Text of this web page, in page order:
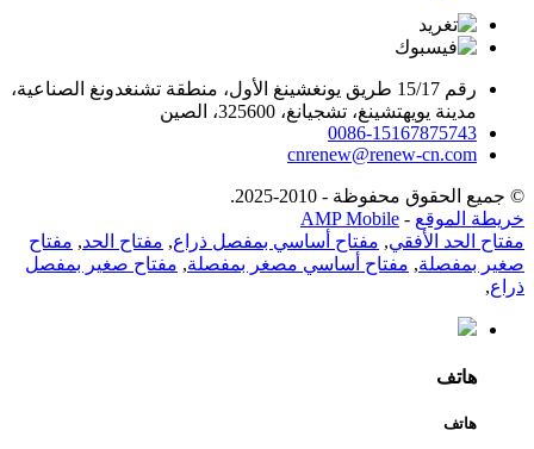
رقم 15/17 طريق يونغشينغ الأول، منطقة تشنغدونغ الصناعية،
مدينة يويهتشينغ، تشجيانغ، 325600، الصين
0086-15167875743
cnrenew@renew-cn.com
© جميع الحقوق محفوظة - 2010-2025.
خريطة الموقع -
AMP Mobile
مفتاح الحد الأفقي, مفتاح أساسي بمفصل ذراع, مفتاح الحد, مفتاح
صغير بمفصلة, مفتاح أساسي مصغر بمفصلة, مفتاح صغير بمفصل
ذراع,
هاتف
هاتف